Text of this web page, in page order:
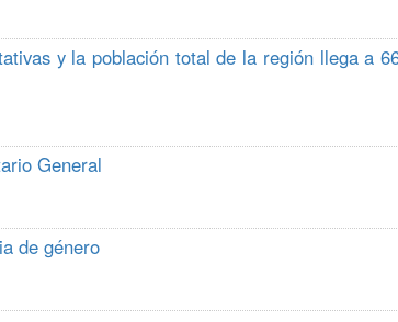
y la población total de la región llega a
General
de género